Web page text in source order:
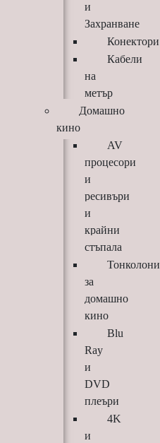
и
Захранване
Конектори
Кабели
на
метър
Домашно
кино
AV
процесори
и
ресивъри
и
крайни
стъпала
Тонколони
за
домашно
кино
Blu
Ray
и
DVD
плеъри
4K
и